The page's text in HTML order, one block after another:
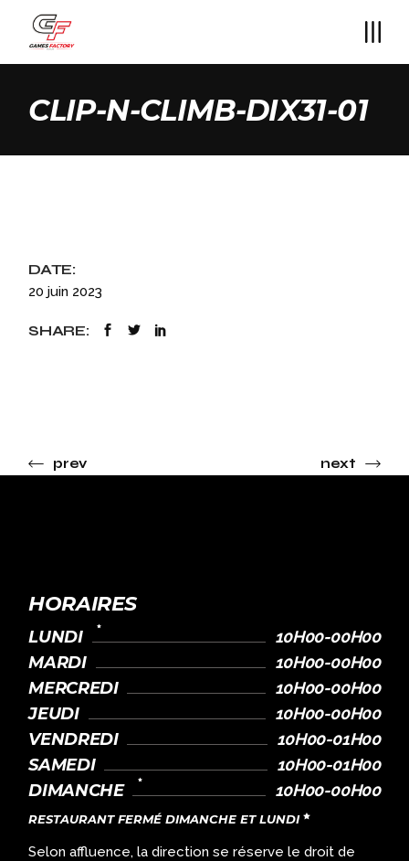
content
CLIP-N-CLIMB-DIX31-01
DATE:
20 juin 2023
SHARE:
prev next
HORAIRES
LUNDI 10H00-00H00
MARDI 10H00-00H00
MERCREDI 10H00-00H00
JEUDI 10H00-00H00
VENDREDI 10H00-01H00
SAMEDI 10H00-01H00
DIMANCHE 10H00-00H00
RESTAURANT FERMÉ DIMANCHE ET LUNDI
Selon affluence, la direction se réserve le droit de